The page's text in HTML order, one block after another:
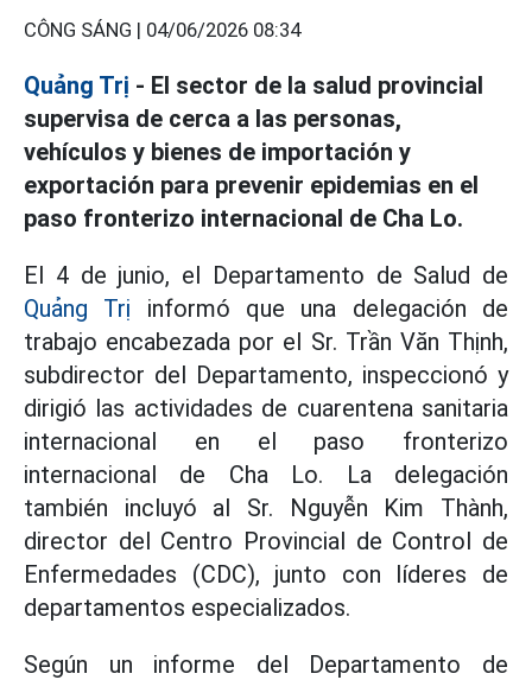
CÔNG SÁNG | 04/06/2026 08:34
Quảng Trị - El sector de la salud provincial
supervisa de cerca a las personas,
vehículos y bienes de importación y
exportación para prevenir epidemias en el
paso fronterizo internacional de Cha Lo.
El 4 de junio, el Departamento de Salud de
Quảng Trị informó que una delegación de
trabajo encabezada por el Sr. Trần Văn Thịnh,
subdirector del Departamento, inspeccionó y
dirigió las actividades de cuarentena sanitaria
internacional en el paso fronterizo
internacional de Cha Lo. La delegación
también incluyó al Sr. Nguyễn Kim Thành,
director del Centro Provincial de Control de
Enfermedades (CDC), junto con líderes de
departamentos especializados.
Según un informe del Departamento de